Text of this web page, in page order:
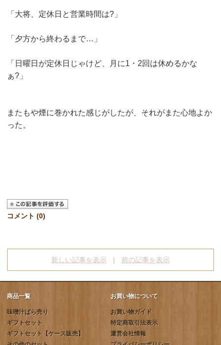
「大将、定休日と営業時間は?」
「夕方から終わるまで…」
「日曜日が定休日じゃけど、月に1・2回は休めるかな
ぁ?」
またもや煙に巻かれた感じがしたが、それがまた心地よか
った。
コメント (0)
新しい記事を表示 ｜ 前の記事を表示
商品一覧
味噌汁ばら売り
ギフトセット
ギフトセット【ケース販売】
お買い物について
お買い物ガイド
特定商取引法表示
運営会社情報